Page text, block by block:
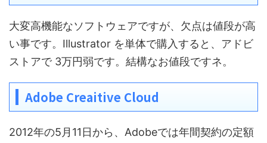
大変高機能なソフトウェアですが、欠点は値段が高
い事です。Illustrator を単体で購入すると、アドビ
ストアで 3万円弱です。結構なお値段ですネ。
Adobe Creaitive Cloud
2012年の5月11日から、Adobeでは年間契約の定額